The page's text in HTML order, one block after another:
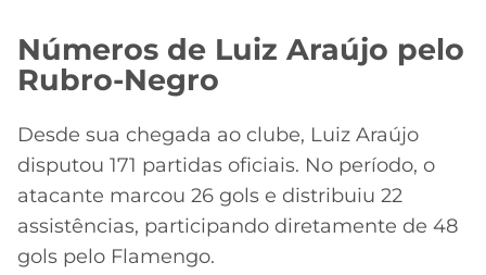
Números de Luiz Araújo pelo
Rubro-Negro
Desde sua chegada ao clube, Luiz Araújo
disputou 171 partidas oficiais. No período, o
atacante marcou 26 gols e distribuiu 22
assistências, participando diretamente de 48
gols pelo Flamengo.